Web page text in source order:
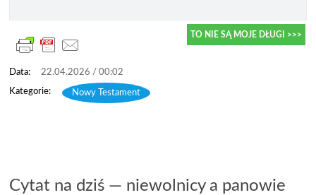
22.04.2026 / 00:02
Nowy Testament
Cytat na dziś — niewolnicy a panowie